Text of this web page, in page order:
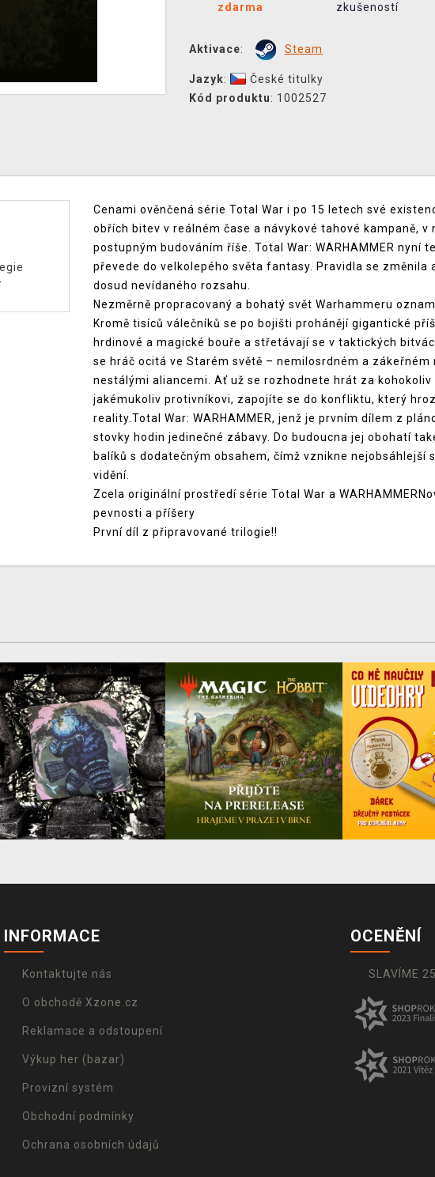
zdarma
zkušeností
Aktivace: Steam
Jazyk:
České titulky
Kód produktu: 1002527
Cenami ověnčená série Total War i po 15 letech své
obřích bitev v reálném čase a návykové tahové kampaně,
postupným budováním říše. Total War: WARHAMMER nyní
převede do velkolepého světa fantasy. Pravidla se
dosud nevídaného rozsahu.
Nezměrně propracovaný a bohatý svět Warhammeru
Kromě tisíců válečníků se po bojišti prohánějí gigantické
hrdinové a magické bouře a střetávají se v taktických
se hráč ocitá ve Starém světě – nemilosrdném a
nestálými aliancemi. Ať už se rozhodnete hrát za
jakémukoliv protivníkovi, zapojíte se do konfliktu, který
reality.Total War: WARHAMMER, jenž je prvním dílem z
stovky hodin jedinečné zábavy. Do budoucna jej obohatí
balíků s dodatečným obsahem, čímž vznikne nejobsáhlejší
vidění.
Zcela originální prostředí série Total War a
pevnosti a příšery
První díl z připravované trilogie!!
INFORMACE
Kontaktujte nás
O obchodě Xzone.cz
Reklamace a odstoupení
Výkup her (bazar)
Provizní systém
Obchodní podmínky
Ochrana osobních údajů
OCENĚNÍ
SLAVÍME